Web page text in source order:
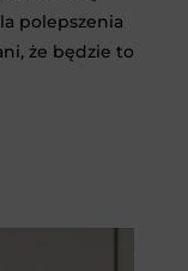
polepszenia
że będzie to